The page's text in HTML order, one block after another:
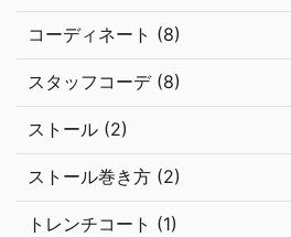
コーディネート (8)
スタッフコーデ (8)
ストール (2)
ストール巻き方 (2)
トレンチコート (1)